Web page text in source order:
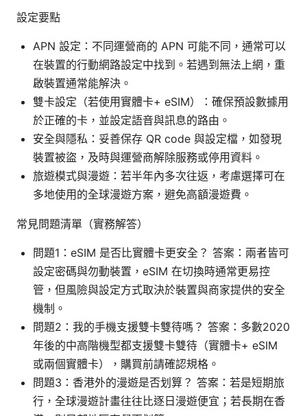
設定要點
APN 設定：不同運營商的 APN 可能不同，通常可以
在裝置的行動網路設定中找到。若遇到無法上網，重
啟裝置通常能解決。
雙卡設定（若使用實體卡+ eSIM）：確保預設數據用
於正確的卡，並設定語音與訊息的路由。
安全與隱私：妥善保存 QR code 與設定檔，如發現
裝置被盜，及時與運營商解除服務或停用資料。
旅遊模式與漫遊：若半年內多次往返，考慮選擇可在
多地使用的全球漫遊方案，避免高額漫遊費。
常見問題清單（實務解答）
問題1：eSIM 是否比實體卡更安全？ 答案：兩者皆可
設定密碼與勿動裝置，eSIM 在切換時通常更易控
管，但風險與設定方式取決於裝置與商家提供的安全
機制。
問題2：我的手機支援雙卡雙待嗎？ 答案：多數2020
年後的中高階機型都支援雙卡雙待（實體卡+ eSIM
或兩個實體卡），購買前請確認規格。
問題3：香港外的漫遊是否划算？ 答案：若是短期旅
行，全球漫遊計畫往往比逐日漫遊便宜；若長期在香